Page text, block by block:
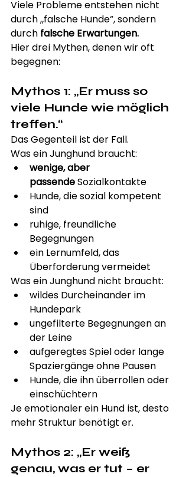
Viele Probleme entstehen nicht
durch „falsche Hunde“, sondern
durch falsche Erwartungen.
Hier drei Mythen, denen wir oft
begegnen:
Mythos 1: „Er muss so
viele Hunde wie möglich
treffen.“
Das Gegenteil ist der Fall.
Was ein Junghund braucht:
wenige, aber
passende Sozialkontakte
Hunde, die sozial kompetent
sind
ruhige, freundliche
Begegnungen
ein Lernumfeld, das
Überforderung vermeidet
Was ein Junghund nicht braucht:
wildes Durcheinander im
Hundepark
ungefilterte Begegnungen an
der Leine
aufgeregtes Spiel oder lange
Spaziergänge ohne Pausen
Hunde, die ihn überrollen oder
einschüchtern
Je emotionaler ein Hund ist, desto
mehr Struktur benötigt er.
Mythos 2: „Er weiß
genau, was er tut – er